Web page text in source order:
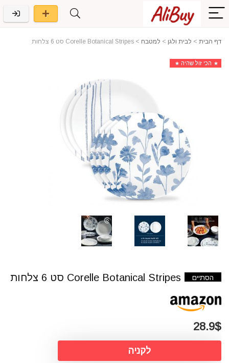
דף הבית > לבית ולגן > למטבח > Corelle Botanical Stripes סט 6 צלחות
הכי זול שהיה
הסתיים Corelle Botanical Stripes סט 6 צלחות
28.9$
לקניה